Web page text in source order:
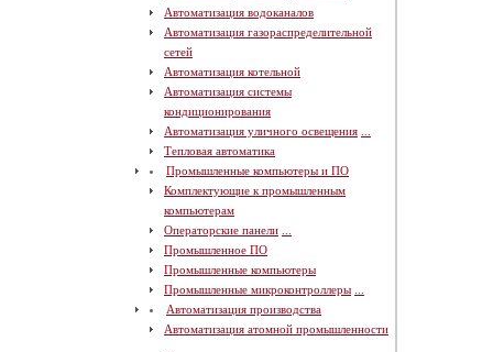
Автоматизация водоканалов
Автоматизация газораспределительной
сетей
Автоматизация котельной
Автоматизация системы
кондиционирования
Автоматизация уличного освещения
Тепловая автоматика
Промышленные компьютеры и ПО
Комплектующие к промышленным
компьютерам
Операторские панели
Промышленное ПО
Промышленные компьютеры
Промышленные микроконтроллеры
Автоматизация производства
Автоматизация атомной промышленности